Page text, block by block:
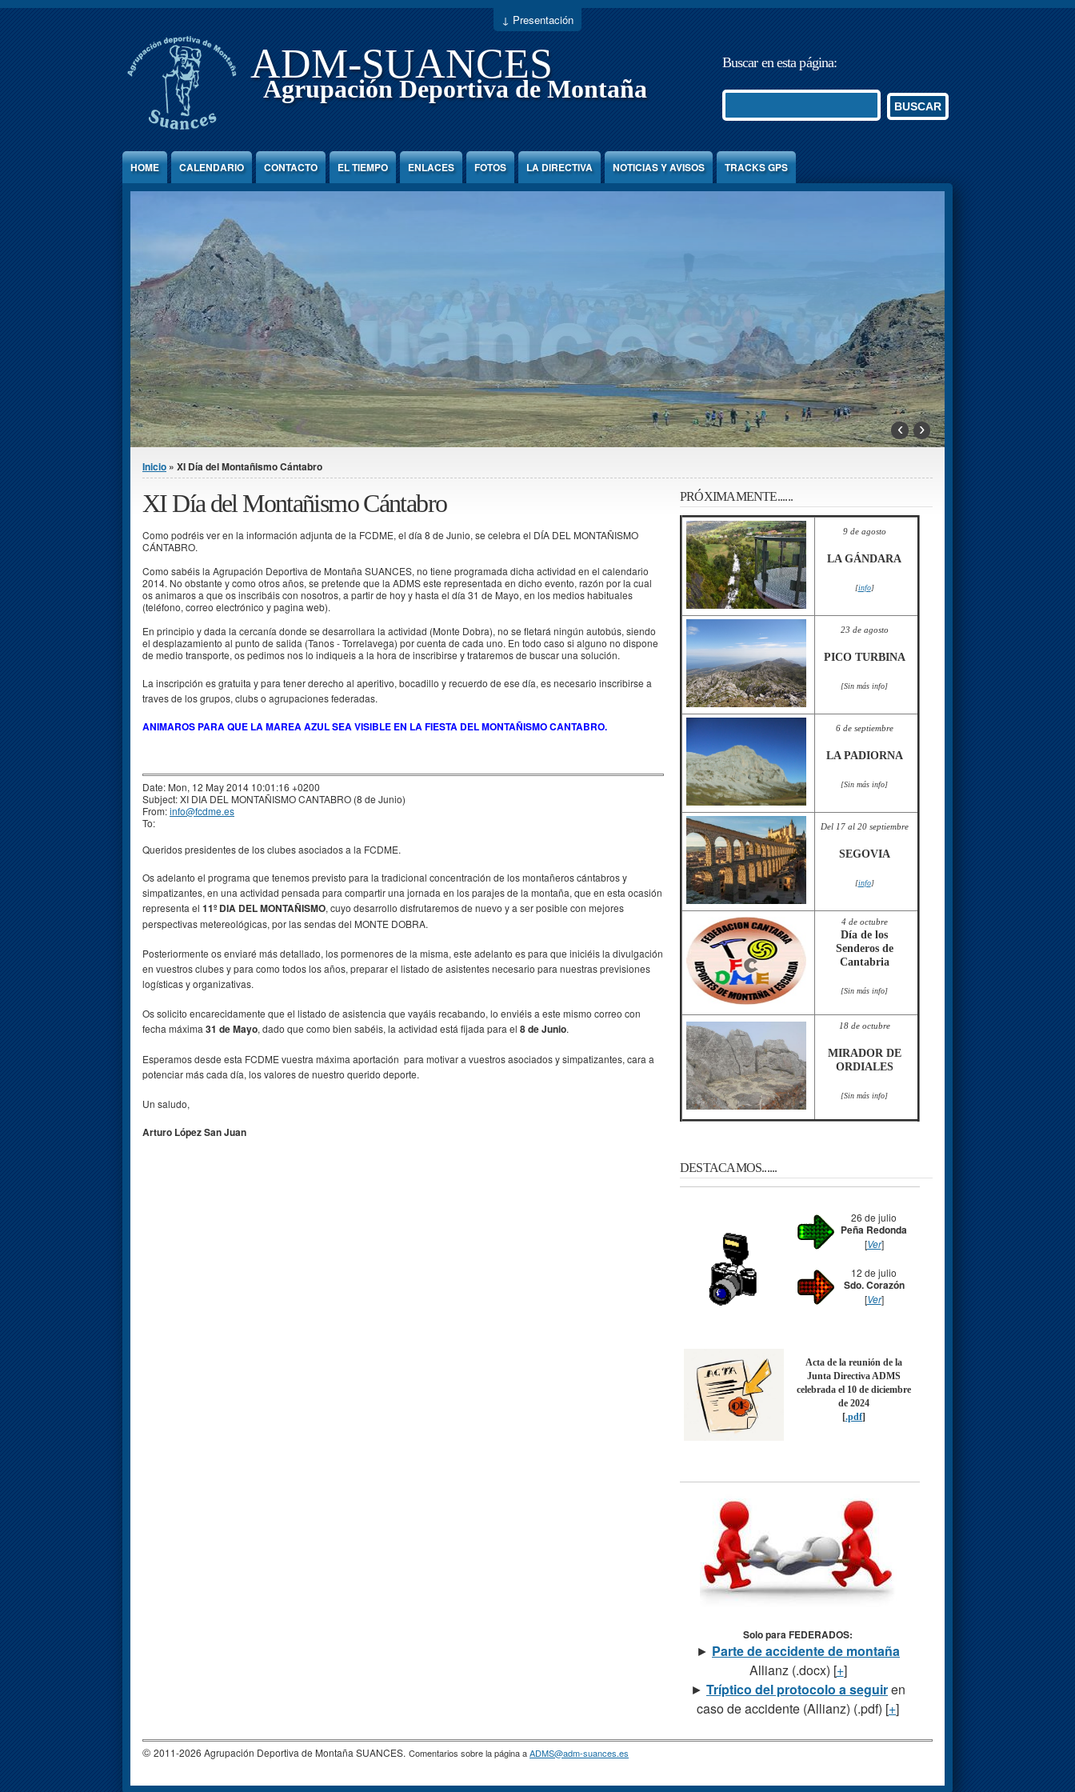
Jump to Content
↓ Presentación
ADM-SUANCES
Agrupación Deportiva de Montaña
Buscar en esta página:
BUSCAR
HOME CALENDARIO CONTACTO EL TIEMPO ENLACES FOTOS LA DIRECTIVA NOTICIAS Y AVISOS TRACKS GPS
‹ ›
Se encuentra usted aquí
Inicio » XI Día del Montañismo Cántabro
XI Día del Montañismo Cántabro
Como podréis ver en la información adjunta de la FCDME, el día 8 de Junio, se celebra el DÍA DEL MONTAÑISMO
CÁNTABRO.
Como sabéis la Agrupación Deportiva de Montaña SUANCES, no tiene programada dicha actividad en el calendario
2014. No obstante y como otros años, se pretende que la ADMS este representada en dicho evento, razón por la cual
os animaros a que os inscribáis con nosotros, a partir de hoy y hasta el día 31 de Mayo, en los medios habituales
(teléfono, correo electrónico y pagina web).
En principio y dada la cercanía donde se desarrollara la actividad (Monte Dobra), no se fletará ningún autobús, siendo
el desplazamiento al punto de salida (Tanos - Torrelavega) por cuenta de cada uno. En todo caso si alguno no dispone
de medio transporte, os pedimos nos lo indiqueis a la hora de inscribirse y trataremos de buscar una solución.
La inscripción es gratuita y para tener derecho al aperitivo, bocadillo y recuerdo de ese día, es necesario inscribirse a
traves de los grupos, clubs o agrupaciones federadas.
ANIMAROS PARA QUE LA MAREA AZUL SEA VISIBLE EN LA FIESTA DEL MONTAÑISMO CANTABRO.
Date: Mon, 12 May 2014 10:01:16 +0200
Subject: XI DIA DEL MONTAÑISMO CANTABRO (8 de Junio)
From:info@fcdme.es
To:
Queridos presidentes de los clubes asociados a la FCDME.
Os adelanto el programa que tenemos previsto para la tradicional concentración de los montañeros cántabros y
simpatizantes, en una actividad pensada para compartir una jornada en los parajes de la montaña, que en esta ocasión
representa el 11º DIA DEL MONTAÑISMO, cuyo desarrollo disfrutaremos de nuevo y a ser posible con mejores
perspectivas metereológicas, por las sendas del MONTE DOBRA.
Posteriormente os enviaré más detallado, los pormenores de la misma, este adelanto es para que iniciéis la divulgación
en vuestros clubes y para como todos los años, preparar el listado de asistentes necesario para nuestras previsiones
logísticas y organizativas.
Os solicito encarecidamente que el listado de asistencia que vayáis recabando, lo enviéis a este mismo correo con
fecha máxima 31 de Mayo, dado que como bien sabéis, la actividad está fijada para el 8 de Junio.
Esperamos desde esta FCDME vuestra máxima aportación para motivar a vuestros asociados y simpatizantes, cara a
potenciar más cada día, los valores de nuestro querido deporte.
Un saludo,
Arturo López San Juan
PRÓXIMAMENTE......
9 de agosto
LA GÁNDARA
[info]
23 de agosto
PICO TURBINA
[Sin más info]
6 de septiembre
LA PADIORNA
[Sin más info]
Del 17 al 20 septiembre
SEGOVIA
[info]
4 de octubre
Día de los
Senderos de
Cantabria
[Sin más info]
18 de octubre
MIRADOR DE
ORDIALES
[Sin más info]
DESTACAMOS......
26 de julio
Peña Redonda
[Ver]
12 de julio
Sdo. Corazón
[Ver]
Acta de la reunión de la
Junta Directiva ADMS
celebrada el 10 de diciembre
de 2024
[.pdf]
Solo para FEDERADOS:
► Parte de accidente de montaña
Allianz (.docx) [+]
► Tríptico del protocolo a seguiren
caso de accidente (Allianz) (.pdf) [+]
© 2011-2026 Agrupación Deportiva de Montaña SUANCES. Comentarios sobre la página aADMS@adm-suances.es